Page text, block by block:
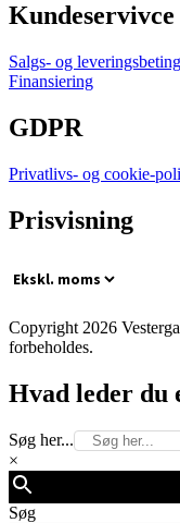
Kundeservivce
Salgs- og
Finansiering
GDPR
Privatlivs- og cookie-
Prisvisning
Copyright 2026
forbeholdes.
Hvad leder du
Søg her...
×
Søg